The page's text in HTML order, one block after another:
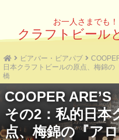
お一人さまでも
クラフトビール
ビアバー・ビアパブ
日本クラフトビールの原点、梅錦
橋
COOPER ARE’S
その2：私的日本
点、梅錦の『ア